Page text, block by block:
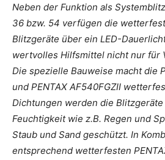
Neben der Funktion als
36 bzw. 54 verfügen die
Blitzgeräte über ein LED-
wertvolles Hilfsmittel nicht nur für
Die spezielle Bauweise macht die
und PENTAX AF540FGZII
Dichtungen werden die
Feuchtigkeit wie z.B. Regen und
Staub und Sand geschützt. In
entsprechend wetterfesten